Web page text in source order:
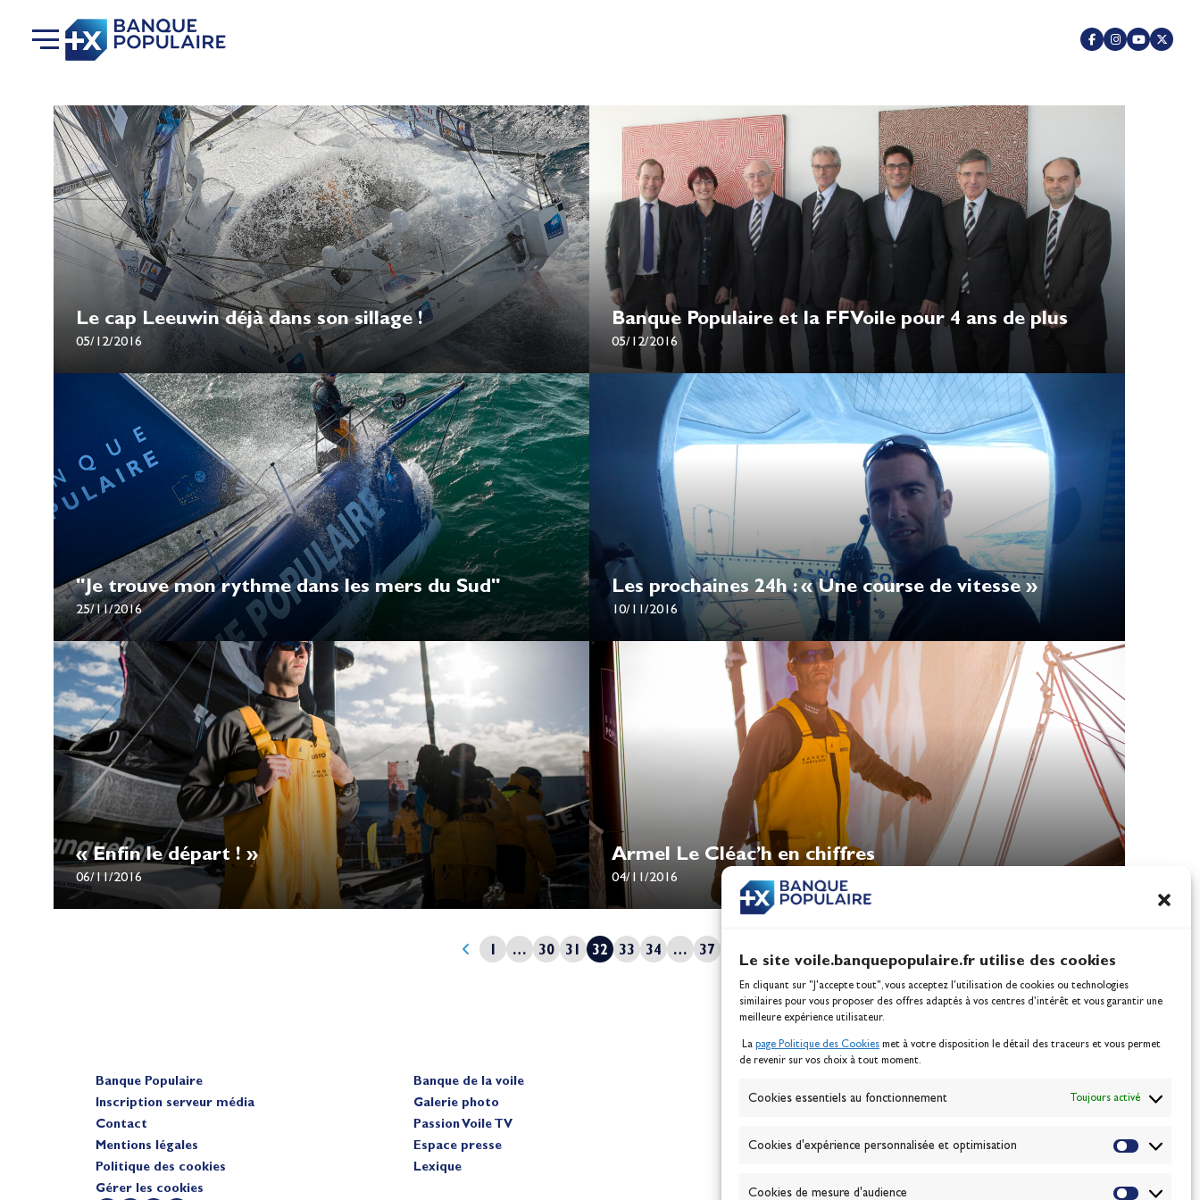
Le site voile.banquepopulaire.fr utilise des cookies
En cliquant sur "J'accepte tout", vous acceptez l’utilisation de cookies ou technologies
similaires pour vous proposer des offres adaptés à vos centres d’intérêt et vous garantir une
meilleure expérience utilisateur.
La page Politique des Cookies met à votre disposition le détail des traceurs et vous permet
de revenir sur vos choix à tout moment.
Cookies essentiels au fonctionnement Toujours activé
Cookies d'expérience personnalisée et optimisation
Cookies de mesure d'audience
Le cap Leeuwin déjà dans son sillage !
05/12/2016
Banque Populaire et la FFVoile pour 4 ans de plus
05/12/2016
"Je trouve mon rythme dans les mers du Sud"
25/11/2016
Les prochaines 24h : « Une course de vitesse »
10/11/2016
« Enfin le départ ! »
06/11/2016
Armel Le Cléac’h en chiffres
04/11/2016
1 … 30 31 32 33 34 … 37
Banque Populaire
Inscription serveur média
Contact
Mentions légales
Politique des cookies
Gérer les cookies
Banque de la voile
Galerie photo
Passion Voile TV
Espace presse
Lexique
ABONNEZ-VOUS